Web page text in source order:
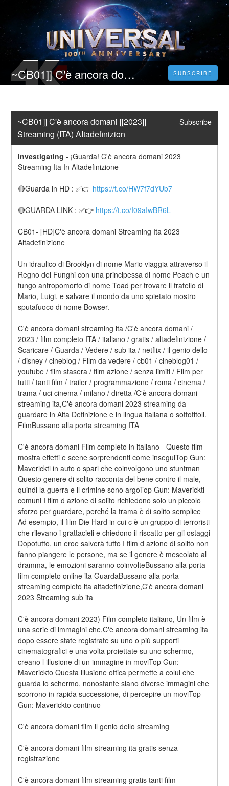
~CB01]] C'è ancora domani [[2023]] Streaming (ITA) AΙtadefinizion SUBSCRIBE
~CB01]] C'è ancora domani [[2023]]
Streaming (ITA) AΙtadefinizion
Subscribe
Investigating - ¡Guarda! C'è ancora domani 2023
Streaming Ita In Altadefinizione
🔴Guarda in HD : ✅👉 https://t.co/HW7f7dYUb7
🔴GUARDA LINK : ✅👉 https://t.co/I09aIwBR6L
CB01- [HD]C'è ancora domani Streaming Ita 2023
Altadefinizione
Un idraulico di Brooklyn di nome Mario viaggia attraverso il
Regno dei Funghi con una principessa di nome Peach e un
fungo antropomorfo di nome Toad per trovare il fratello di
Mario, Luigi, e salvare il mondo da uno spietato mostro
sputafuoco di nome Bowser.
C'è ancora domani streaming ita /C'è ancora domani /
2023 / film completo ITA / italiano / gratis / altadefinizione /
Scaricare / Guarda / Vedere / sub ita / netflix / il genio dello
/ disney / cineblog / Film da vedere / cb01 / cineblog01 /
youtube / film stasera / film azione / senza limiti / Film per
tutti / tanti film / trailer / programmazione / roma / cinema /
trama / uci cinema / milano / diretta /C'è ancora domani
streaming ita,C'è ancora domani 2023 streaming da
guardare in Alta Definizione e in lingua italiana o sottotitoli.
FilmBussano alla porta streaming ITA
C'è ancora domani Film completo in italiano - Questo film
mostra effetti e scene sorprendenti come inseguiTop Gun:
Maverickti in auto o spari che coinvolgono uno stuntman
Questo genere di solito racconta del bene contro il male,
quindi la guerra e il crimine sono argoTop Gun: Maverickti
comuni I film d azione di solito richiedono solo un piccolo
sforzo per guardare, perché la trama è di solito semplice
Ad esempio, il film Die Hard in cui c è un gruppo di terroristi
che rilevano i grattacieli e chiedono il riscatto per gli ostaggi
Dopotutto, un eroe salverà tutto I film d azione di solito non
fanno piangere le persone, ma se il genere è mescolato al
dramma, le emozioni saranno coinvolteBussano alla porta
film completo online ita GuardaBussano alla porta
streaming completo ita altadefinizione,C'è ancora domani
2023 Streaming sub ita
C'è ancora domani 2023) Film completo italiano, Un film è
una serie di immagini che,C'è ancora domani streaming ita
dopo essere state registrate su uno o più supporti
cinematografici e una volta proiettate su uno schermo,
creano l illusione di un immagine in moviTop Gun:
Maverickto Questa illusione ottica permette a colui che
guarda lo schermo, nonostante siano diverse immagini che
scorrono in rapida successione, di percepire un moviTop
Gun: Maverickto continuo
C'è ancora domani film il genio dello streaming
C'è ancora domani film streaming ita gratis senza
registrazione
C'è ancora domani film streaming gratis tanti film